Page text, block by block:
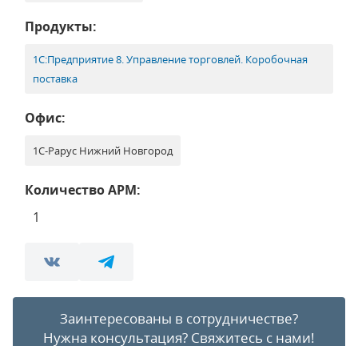
Продукты:
1С:Предприятие 8. Управление торговлей. Коробочная
поставка
Офис:
1С-Рарус Нижний Новгород
Количество АРМ:
1
Заинтересованы в сотрудничестве?
Нужна консультация? Свяжитесь с нами!